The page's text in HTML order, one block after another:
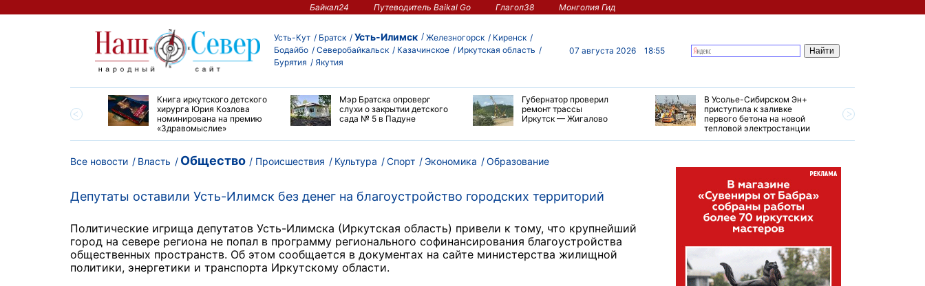
Байкал24 Путеводитель Baikal Go Глагол38 Монголия Гид
Усть-Кут Братск Усть-Илимск Железногорск
Киренск
Бодайбо
Северобайкальск Казачинское
Иркутская область
Бурятия
Якутия
07 августа 2026 18:55
большой эстафеты
Книга иркутского детского
хирурга Юрия Козлова
номинирована на премию
«Здравомыслие»
Мэр Братска опроверг
слухи о закрытии детского
сада № 5 в Падуне
Губернатор проверил
ремонт трассы
Иркутск — Жигалово
В Усолье-Сибирском Эн+
приступила к заливке
первого бетона на новой
тепловой электростанции
Все новости Власть Общество Происшествия Культура Спорт Экономика Образование
Депутаты оставили Усть-Илимск без денег на благоустройство городских территорий
Политические игрища депутатов Усть-Илимска (Иркутская область) привели к тому, что крупнейший
город на севере региона не попал в программу регионального софинансирования благоустройства
общественных пространств. Об этом сообщается в документах на сайте министерства жилищной
политики, энергетики и транспорта Иркутскому области.